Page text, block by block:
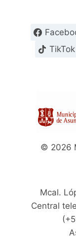
TikTok
© 2026
Mcal.
Central